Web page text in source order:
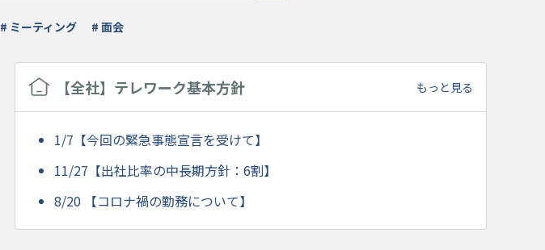
# ミーティング # 面会
【全社】テレワーク基本方針 もっと見る
1/7【今回の緊急事態宣言を受けて】
11/27【出社比率の中長期方針：6割】
8/20 【コロナ禍の勤務について】